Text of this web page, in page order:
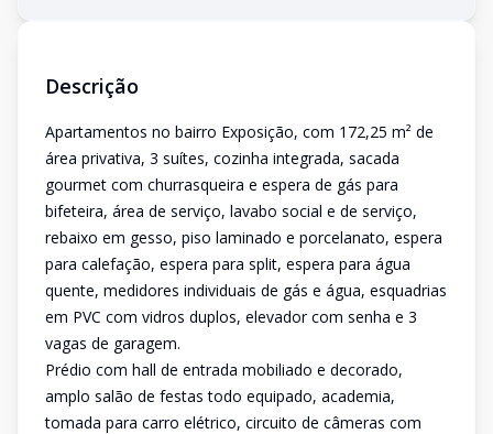
Descrição
Apartamentos no bairro Exposição, com 172,25 m² de
área privativa, 3 suítes, cozinha integrada, sacada
gourmet com churrasqueira e espera de gás para
bifeteira, área de serviço, lavabo social e de serviço,
rebaixo em gesso, piso laminado e porcelanato, espera
para calefação, espera para split, espera para água
quente, medidores individuais de gás e água, esquadrias
em PVC com vidros duplos, elevador com senha e 3
vagas de garagem.
Prédio com hall de entrada mobiliado e decorado,
amplo salão de festas todo equipado, academia,
tomada para carro elétrico, circuito de câmeras com